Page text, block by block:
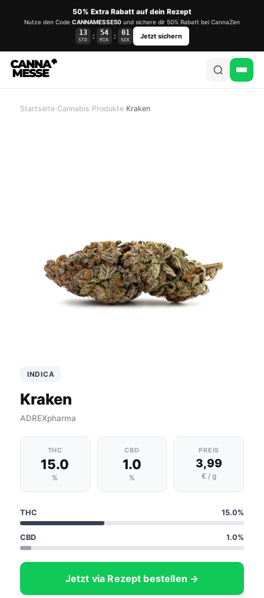
50% Extra Rabatt auf dein Rezept
Nutze den Code CANNAMESSE50 und sichere dir 50% Rabatt bei CannaZen
13
STD : 54
MIN : 01
SEK Jetzt sichern
Startseite›Cannabis Produkte›Kraken
INDICA
Kraken
ADREXpharma
THC
15.0
%
CBD
1.0
%
PREIS
3,99
€ / g
THC 15.0%
CBD 1.0%
Jetzt via Rezept bestellen →